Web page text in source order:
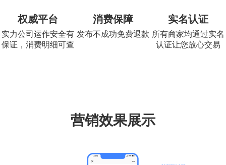
权威平台
实力公司运作安全有
保证，消费明细可查
消费保障
发布不成功免费退款
实名认证
所有商家均通过实名
认证让您放心交易
营销效果展示